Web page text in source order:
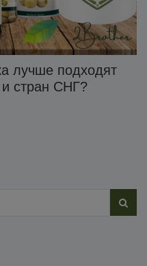
лучше подходят
и стран СНГ?